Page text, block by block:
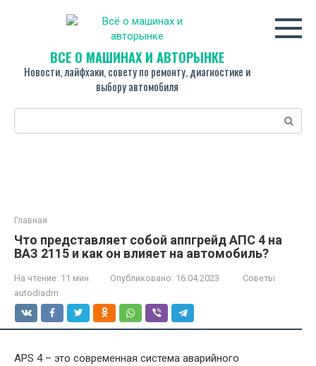
ВСЁ О МАШИНАХ И АВТОРЫНКЕ
Новости, лайфхаки, совету по ремонту, диагностике и
выбору автомобиля
Поиск:
Главная
Что представляет собой аппгрейд АПС 4 на
ВАЗ 2115 и как он влияет на автомобиль?
На чтение: 11 мин Опубликовано: 16.04.2023
Советы
autodiadm
APS 4 – это современная система аварийного